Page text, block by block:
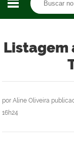
Listagem
por Aline Oliveira
16h24